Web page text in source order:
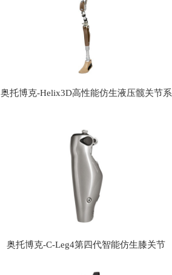
奥托博克-Helix3D高性能仿生液压髋关节系
奥托博克-C-Leg4第四代智能仿生膝关节